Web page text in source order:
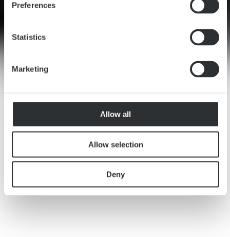
Preferences
Statistics
Marketing
Allow all
Allow selection
Deny